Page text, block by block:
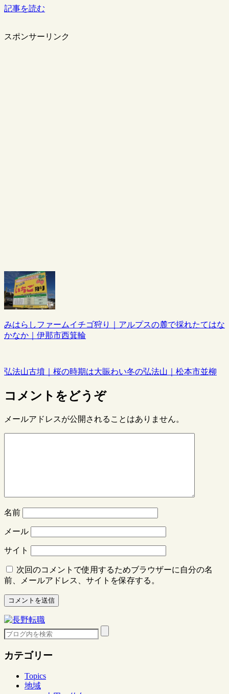
記事を読む
スポンサーリンク
みはらしファームイチゴ狩り｜アルプスの麓で採れたてはな
かなか｜伊那市西箕輪
弘法山古墳｜桜の時期は大賑わい冬の弘法山｜松本市並柳
コメントをどうぞ
メールアドレスが公開されることはありません。
名前
メール
サイト
次回のコメントで使用するためブラウザーに自分の名
前、メールアドレス、サイトを保存する。
カテゴリー
Topics
地域